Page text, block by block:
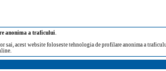
anonima a traficului.
sai, acest website foloseste tehnologia de profilare anonima a